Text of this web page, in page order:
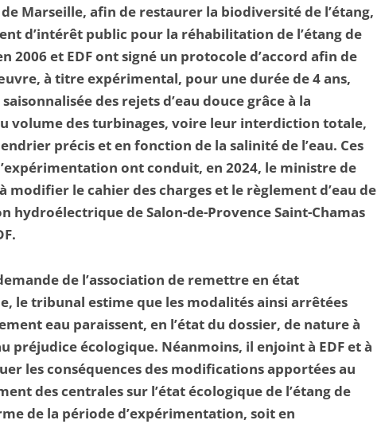
Marseille, afin de restaurer la biodiversité de l’étang,
d’intérêt public pour la réhabilitation de l’étang de
2006 et EDF ont signé un protocole d’accord afin de
à titre expérimental, pour une durée de 4 ans,
des rejets d’eau douce grâce à la
volume des turbinages, voire leur interdiction totale,
précis et en fonction de la salinité de l’eau. Ces
ont conduit, en 2024, le ministre de
modifier le cahier des charges et le règlement d’eau de
hydroélectrique de Salon-de-Provence Saint-Chamas
de l’association de remettre en état
le tribunal estime que les modalités ainsi arrêtées
eau paraissent, en l’état du dossier, de nature à
préjudice écologique. Néanmoins, il enjoint à EDF et à
les conséquences des modifications apportées au
des centrales sur l’état écologique de l’étang de
de la période d’expérimentation, soit en